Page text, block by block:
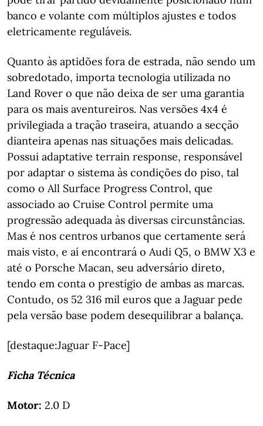
banco e volante com múltiplos ajustes e todos
eletricamente reguláveis.
Quanto às aptidões fora de estrada, não sendo um
sobredotado, importa tecnologia utilizada no
Land Rover o que não deixa de ser uma garantia
para os mais aventureiros. Nas versões 4x4 é
privilegiada a tração traseira, atuando a secção
dianteira apenas nas situações mais delicadas.
Possui adaptative terrain response, responsável
por adaptar o sistema às condições do piso, tal
como o All Surface Progress Control, que
associado ao Cruise Control permite uma
progressão adequada às diversas circunstâncias.
Mas é nos centros urbanos que certamente será
mais visto, e aí encontrará o Audi Q5, o BMW X3 e
até o Porsche Macan, seu adversário direto,
tendo em conta o prestígio de ambas as marcas.
Contudo, os 52 316 mil euros que a Jaguar pede
pela versão base podem desequilibrar a balança.
[destaque:Jaguar F-Pace]
Ficha Técnica
Motor: 2.0 D